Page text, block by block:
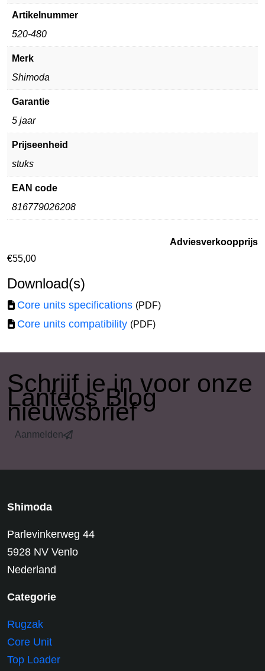
Artikelnummer
520-480
Merk
Shimoda
Garantie
5 jaar
Prijseenheid
stuks
EAN code
816779026208
Adviesverkoopprijs
€55,00
Download(s)
Core units specifications (PDF)
Core units compatibility (PDF)
​Schrijf je in voor onze
Lanteos Blog
nieuwsbrief
Aanmelden
Shimoda
Parlevinkerweg 44
5928 NV Venlo
Nederland
Categorie
Rugzak
Core Unit
Top Loader